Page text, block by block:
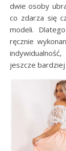
dwie osoby
co zdarza się
modeli.
ręcznie
jeszcze